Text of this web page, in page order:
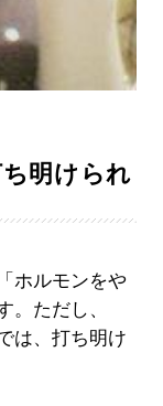
明けられ
ホルモンをや
。ただし、
は、打ち明け